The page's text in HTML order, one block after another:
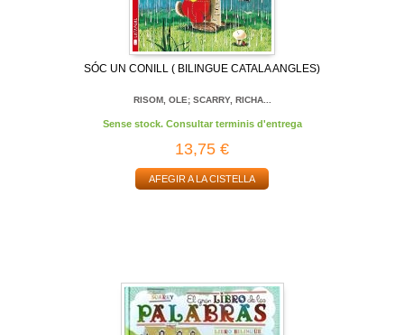
SÓC UN CONILL ( BILINGUE CATALA ANGLES)
RISOM, OLE; SCARRY, RICHA...
Sense stock. Consultar terminis d'entrega
13,75 €
AFEGIR A LA CISTELLA